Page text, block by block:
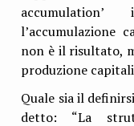
l’accumulazione
non è il risultato,
produzione
Quale sia il
detto: “La